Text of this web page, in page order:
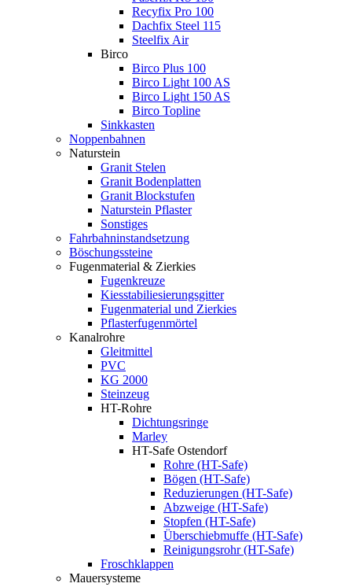
Recyfix Pro 100
Dachfix Steel 115
Steelfix Air
Birco
Birco Plus 100
Birco Light 100 AS
Birco Light 150 AS
Birco Topline
Sinkkasten
Noppenbahnen
Naturstein
Granit Stelen
Granit Bodenplatten
Granit Blockstufen
Naturstein Pflaster
Sonstiges
Fahrbahninstandsetzung
Böschungssteine
Fugenmaterial & Zierkies
Fugenkreuze
Kiesstabiliesierungsgitter
Fugenmaterial und Zierkies
Pflasterfugenmörtel
Kanalrohre
Gleitmittel
PVC
KG 2000
Steinzeug
HT-Rohre
Dichtungsringe
Marley
HT-Safe Ostendorf
Rohre (HT-Safe)
Bögen (HT-Safe)
Reduzierungen (HT-Safe)
Abzweige (HT-Safe)
Stopfen (HT-Safe)
Überschiebmuffe (HT-Safe)
Reinigungsrohr (HT-Safe)
Froschklappen
Mauersysteme